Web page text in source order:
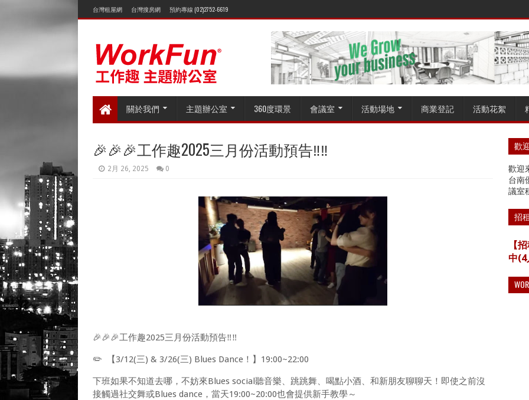
台灣租屋網 台灣搜房網 預約專線 (02)2752-6619
關於我們 主題辦公室 360度環景 會議室 活動場地 商業登記 活動花絮
🎉🎉🎉工作趣2025三月份活動預告‼️‼️
2月 26, 2025 0
🎉🎉🎉工作趣2025三月份活動預告‼️‼️
✏️ 【3/12(三) & 3/26(三) Blues Dance！】19:00~22:00
下班如果不知道去哪，不妨來Blues social聽音樂、跳跳舞、喝點小酒、和新朋友聊聊天！即使之前沒
接觸過社交舞或Blues dance，當天19:00~20:00也會提供新手教學～
歡
歡迎
台南
議室
招
【
中(4